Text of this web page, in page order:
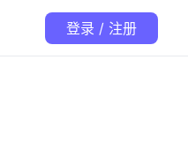
登录 / 注册